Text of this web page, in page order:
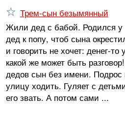
Трем-сын безымянный
Жили дед с бабой. Родился
дед к попу, чтоб сына
и говорить не хочет: денег-то
какой же может быть
дедов сын без имени. Подрос
улицу ходить. Гуляет с
его звать. А потом сами ...